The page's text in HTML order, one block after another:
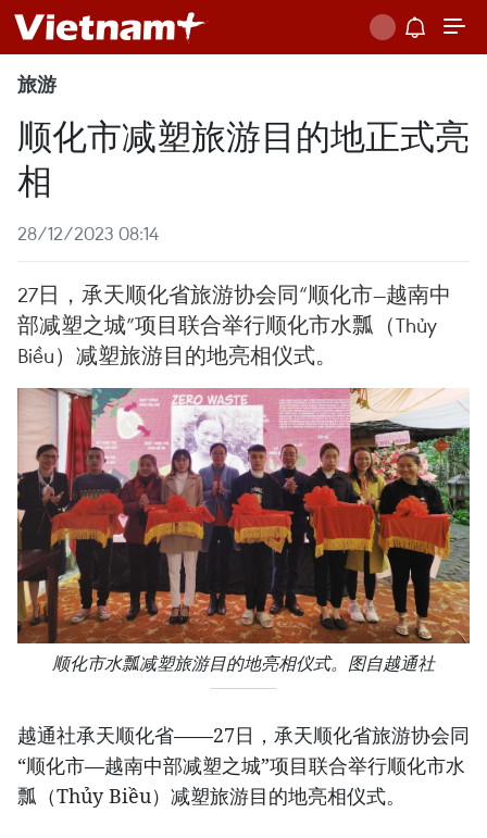
旅游
顺化市减塑旅游目的地正式亮
相
28/12/2023 08:14
27日，承天顺化省旅游协会同“顺化市—越南中
部减塑之城”项目联合举行顺化市水瓢（Thủy
Biều）减塑旅游目的地亮相仪式。
顺化市水瓢减塑旅游目的地亮相仪式。图自越通社
越通社承天顺化省——27日，承天顺化省旅游协会同
“顺化市—越南中部减塑之城”项目联合举行顺化市水
瓢（Thủy Biều）减塑旅游目的地亮相仪式。